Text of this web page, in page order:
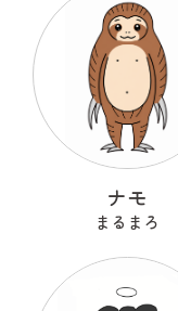
ナモ
まるまろ